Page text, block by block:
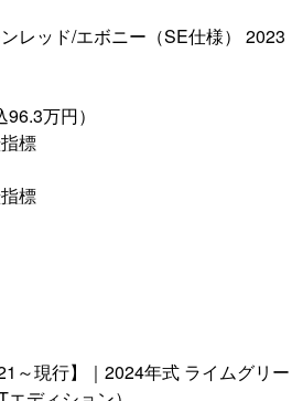
レッド/エボニー（SE仕様） 2023
円 （税込96.3万円）
標
標